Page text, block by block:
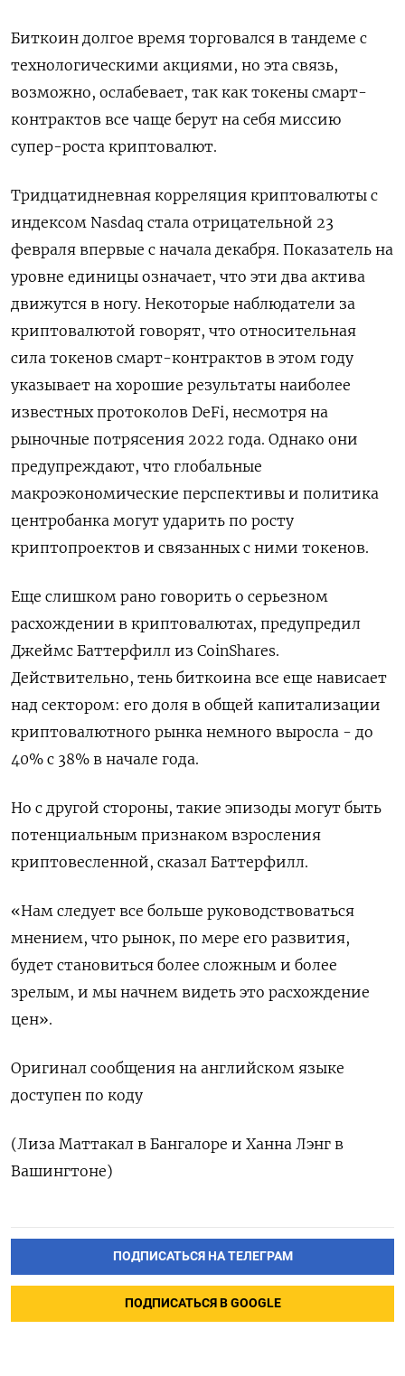
Биткоин долгое время торговался в тандеме с
технологическими акциями, но эта связь,
возможно, ослабевает, так как токены смарт-
контрактов все чаще берут на себя миссию
супер-роста криптовалют.
Тридцатидневная корреляция криптовалюты с
индексом Nasdaq стала отрицательной 23
февраля впервые с начала декабря. Показатель на
уровне единицы означает, что эти два актива
движутся в ногу. Некоторые наблюдатели за
криптовалютой говорят, что относительная
сила токенов смарт-контрактов в этом году
указывает на хорошие результаты наиболее
известных протоколов DeFi, несмотря на
рыночные потрясения 2022 года. Однако они
предупреждают, что глобальные
макроэкономические перспективы и политика
центробанка могут ударить по росту
криптопроектов и связанных с ними токенов.
Еще слишком рано говорить о серьезном
расхождении в криптовалютах, предупредил
Джеймс Баттерфилл из CoinShares.
Действительно, тень биткоина все еще нависает
над сектором: его доля в общей капитализации
криптовалютного рынка немного выросла - до
40% с 38% в начале года.
Но с другой стороны, такие эпизоды могут быть
потенциальным признаком взросления
криптовесленной, сказал Баттерфилл.
«Нам следует все больше руководствоваться
мнением, что рынок, по мере его развития,
будет становиться более сложным и более
зрелым, и мы начнем видеть это расхождение
цен».
Оригинал сообщения на английском языке
доступен по коду
(Лиза Маттакал в Бангалоре и Ханна Лэнг в
Вашингтоне)
ПОДПИСАТЬСЯ НА ТЕЛЕГРАМ
ПОДПИСАТЬСЯ В GOOGLE